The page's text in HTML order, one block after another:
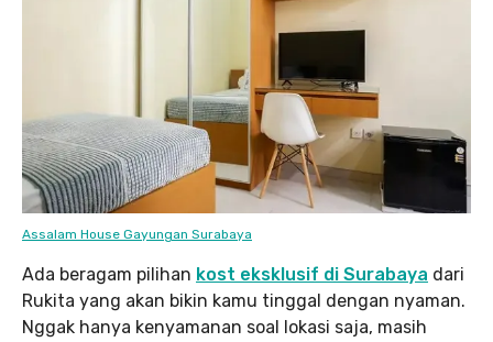
Assalam House Gayungan Surabaya
Ada beragam pilihan kost eksklusif di Surabaya dari
Rukita yang akan bikin kamu tinggal dengan nyaman.
Nggak hanya kenyamanan soal lokasi saja, masih